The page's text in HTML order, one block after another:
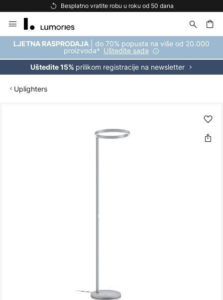
Besplatno vratite robu u roku od 50 dana
to
Content
LJETNA RASPRODAJA | do 70% popusta na više od 20.000
proizvoda* Uštedite sada
Uštedite 15% prilikom registracije na newsletter
Uplighters